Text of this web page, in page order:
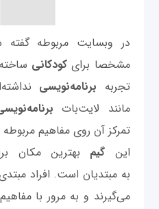
در وبسایت مربوطه گفته
مشخصا برای کودکانی
تجربه برنامه‌نویسی
مانند لایت‌بات
تمرکز آن روی مفاهیم
این گیم بهترین مکان
به مبتدیان است. افراد
می‌گیرند و به مرور با